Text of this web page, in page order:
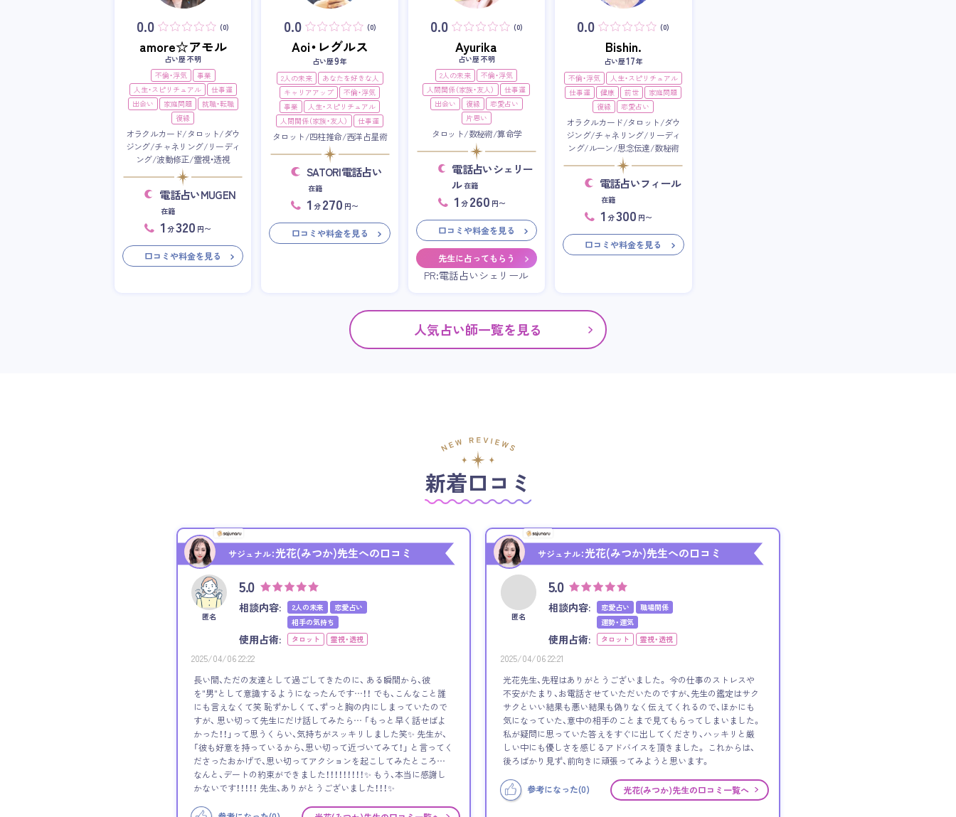
0.0 (0)
amore☆アモル
占い歴 不明
不倫・浮気
事業
人生・スピリチュアル
仕事運
出会い
家庭問題
就職・転職
復縁
オラクルカード/タロット/ダウ
ジング/チャネリング/リーディ
ング/波動修正/霊視・透視
電話占いMUGEN
在籍
1 分320 円〜
口コミや料金を見る
0.0 (0)
Aoi・レグルス
占い歴9年
2人の未来
あなたを好きな人
キャリアアップ
不倫・浮気
事業
人生・スピリチュアル
人間関係（家族・友人）
仕事運
タロット/四柱推命/西洋占星術
SATORI電話占い
在籍
1 分 270 円〜
口コミや料金を見る
0.0 (0)
Ayurika
占い歴 不明
2人の未来
不倫・浮気
人間関係（家族・友人）
仕事運
出会い
復縁
恋愛占い
片思い
タロット/数秘術/算命学
電話占いシェリー
ル在籍
1 分 260 円〜
口コミや料金を見る
先生に占ってもらう
PR:電話占いシェリール
0.0 (0)
Bishin.
占い歴17年
不倫・浮気
人生・スピリチュアル
仕事運
健康 前世
家庭問題
復縁
恋愛占い
オラクルカード/タロット/ダウ
ジング/チャネリング/リーディ
ング/ルーン/思念伝達/数秘術
電話占いフィール
在籍
1 分300 円〜
口コミや料金を見る
人気占い師一覧を見る
新着口コミ
サジュナル：光花(みつか)先生への口コミ
匿名
5.0
相談内容: 2人の未来
恋愛占い
相手の気持ち
使用占術: タロット 霊視・透視
2025/04/06 22:22
長い間、ただの友達として過ごしてきたのに、 ある瞬間から、彼
を"男"として意識するようになったんです…！！ でも、こんなこと誰
にも言えなくて笑 恥ずかしくて、ずっと胸の内にしまっていたので
すが、 思い切って先生にだけ話してみたら… 「もっと早く話せばよ
かった！！」って思うくらい、気持ちがスッキリしました笑✨ 先生が、
「彼も好意を持っているから、思い切って近づいてみて！」 と言ってく
ださったおかげで、思い切ってアクションを起こしてみたところ…
なんと、デートの約束ができました！！！！！！！！！✨ もう、本当に感謝し
かないです！！！！！ 先生、ありがとうございました！！！✨
サジュナル：光花(みつか)先生への口コミ
匿名
5.0
相談内容: 恋愛占い
職場関係
運勢・運気
使用占術: タロット 霊視・透視
2025/04/06 22:21
光花先生、先程はありがとうございました。 今の仕事のストレスや
不安がたまり、お電話させていただいたのですが、先生の鑑定はサク
サクといい結果も悪い結果も偽りなく伝えてくれるので、ほかにも
気になっていた、意中の相手のことまで見てもらってしまいました。
私が疑問に思っていた答えをすぐに出してくださり、ハッキリと厳
しい中にも優しさを感じるアドバイスを頂きました。 これからは、
後ろばかり見ず、前向きに頑張ってみようと思います。
参考になった(0) 光花(みつか)先生の口コミ一覧へ